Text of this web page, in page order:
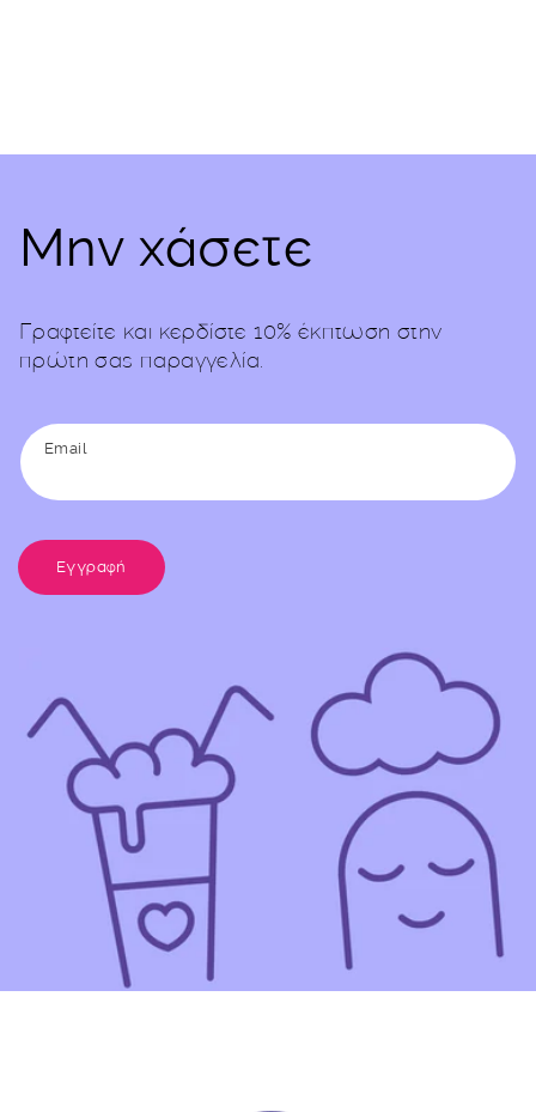
Μην χάσετε
Γραφτείτε και κερδίστε 10% έκπτωση στην
πρώτη σας παραγγελία.
Email
Εγγραφή